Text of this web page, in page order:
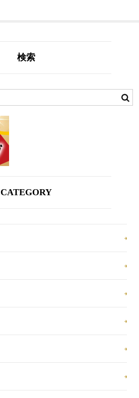
検索
CATEGORY